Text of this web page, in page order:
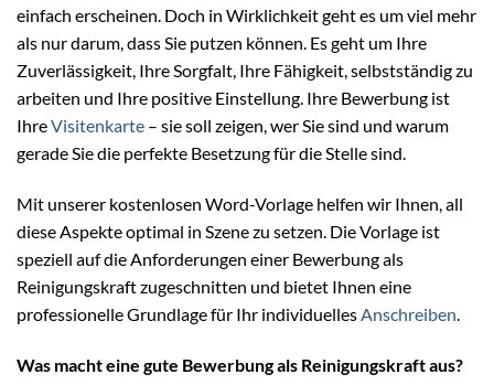
einfach erscheinen. Doch in Wirklichkeit geht es um viel mehr
als nur darum, dass Sie putzen können. Es geht um Ihre
Zuverlässigkeit, Ihre Sorgfalt, Ihre Fähigkeit, selbstständig zu
arbeiten und Ihre positive Einstellung. Ihre Bewerbung ist
IhreVisitenkarte – sie soll zeigen, wer Sie sind und warum
gerade Sie die perfekte Besetzung für die Stelle sind.
Mit unserer kostenlosen Word-Vorlage helfen wir Ihnen, all
diese Aspekte optimal in Szene zu setzen. Die Vorlage ist
speziell auf die Anforderungen einer Bewerbung als
Reinigungskraft zugeschnitten und bietet Ihnen eine
professionelle Grundlage für Ihr individuellesAnschreiben.
Was macht eine gute Bewerbung als Reinigungskraft aus?